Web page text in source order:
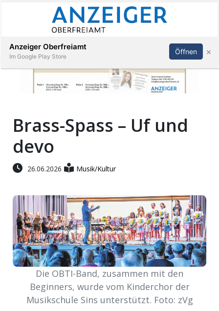
Veranstaltungen
Stellen
App
Abonnieren Anmelden
Brass-Spass – Uf und
devo
26.06.2026 Musik/Kultur
Die OBTI-Band, zusammen mit den
Beginners, wurde vom Kinderchor der
Musikschule Sins unterstützt. Foto: zVg
Anzeiger Oberfreiamt
Im Google Play Store
Öffnen ×